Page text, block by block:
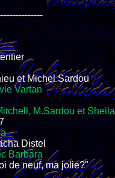
et Michel Sardou
Vartan
M.Sardou et Sheila
Distel
Barbara
de neuf, ma jolie?"